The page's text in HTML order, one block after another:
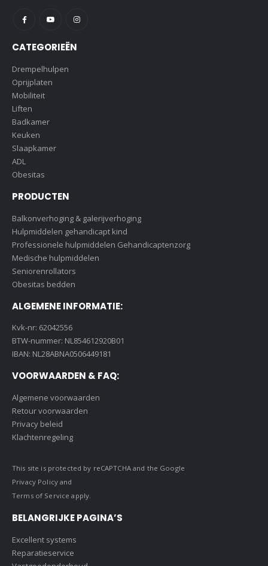
CATEGORIEËN
Drempelhulpen
Oprijplaten
Mobiliteit
Liften
Badkamer
Keuken
Slaapkamer
ADL
Obesitas
PRODUCTEN
Balkonverhoging & galerijverhoging
Hulpmiddelen gehandicapt kind
Professionele hulpmiddelen Gehandicaptenzorg
Medische hulpmiddelen
Seniorenrollators
Obesitas bedden
ALGEMENE INFORMATIE:
Kvk-nr: 62042556
BTW-nummer: NL854612920B01
IBAN: NL28ABNA0506449181
VOORWAARDEN & FAQ:
Algemene voorwaarden
Retour voorwaarden
Privacy beleid
Klachtenregeling
This site is protected by reCAPTCHA and the Google
Privacy Policyand
Terms of Service apply.
BELANGRIJKE PAGINA’S
Excellent systems
Reparatieservice